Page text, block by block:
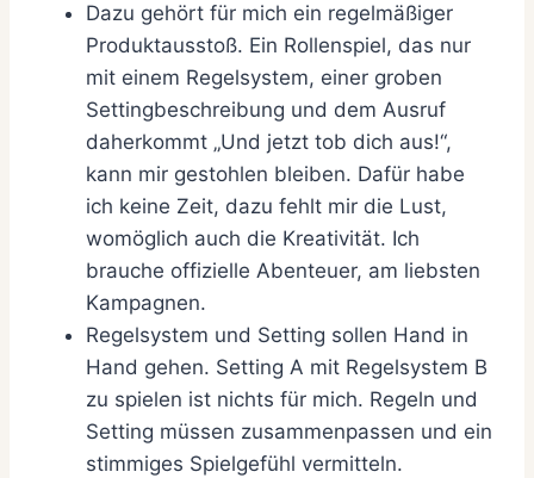
Dazu gehört für mich ein regelmäßiger
Produktausstoß. Ein Rollenspiel, das nur
mit einem Regelsystem, einer groben
Settingbeschreibung und dem Ausruf
daherkommt „Und jetzt tob dich aus!“,
kann mir gestohlen bleiben. Dafür habe
ich keine Zeit, dazu fehlt mir die Lust,
womöglich auch die Kreativität. Ich
brauche offizielle Abenteuer, am liebsten
Kampagnen.
Regelsystem und Setting sollen Hand in
Hand gehen. Setting A mit Regelsystem B
zu spielen ist nichts für mich. Regeln und
Setting müssen zusammenpassen und ein
stimmiges Spielgefühl vermitteln.